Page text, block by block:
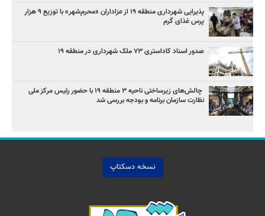
پذیرایی شهرداری منطقه ۱۹ از عزاداران «محرم‌شهر» با توزیع ۹ هزار
پرس غذای گرم
صدور اسناد کاداستری ۷۳ ملک شهرداری در منطقه ۱۹
چالش‌های زیرساختی ناحیه ۳ منطقه ۱۹ با حضور رئیس مرکز ملی
نظارت سازمان برنامه و بودجه بررسی شد
نسخه دسکتاپ